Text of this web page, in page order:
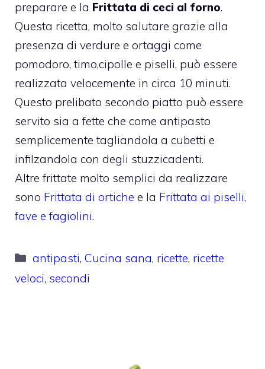
preparare e la Frittata di ceci al forno.
Questa ricetta, molto salutare grazie alla
presenza di verdure e ortaggi come
pomodoro, timo,cipolle e piselli, può essere
realizzata velocemente in circa 10 minuti.
Questo prelibato secondo piatto può essere
servito sia a fette che come antipasto
semplicemente tagliandola a cubetti e
infilzandola con degli stuzzicadenti.
Altre frittate molto semplici da realizzare
sono Frittata di ortiche e la Frittata ai piselli,
fave e fagiolini.
Categorie
antipasti,Cucina sana, ricette, ricette
veloci, secondi